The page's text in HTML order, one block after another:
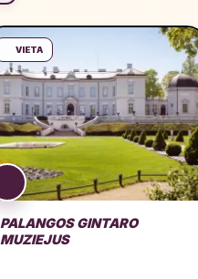
VIETA
PALANGOS GINTARO
MUZIEJUS